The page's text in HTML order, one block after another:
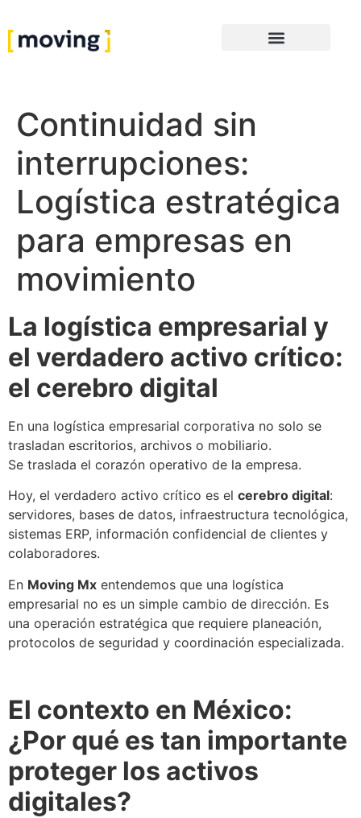
Continuidad sin
interrupciones:
Logística estratégica
para empresas en
movimiento
La logística empresarial y
el verdadero activo crítico:
el cerebro digital
En una logística empresarial corporativa no solo se
trasladan escritorios, archivos o mobiliario.
Se traslada el corazón operativo de la empresa.
Hoy, el verdadero activo crítico es el cerebro digital:
servidores, bases de datos, infraestructura tecnológica,
sistemas ERP, información confidencial de clientes y
colaboradores.
En Moving Mx entendemos que una logística
empresarial no es un simple cambio de dirección. Es
una operación estratégica que requiere planeación,
protocolos de seguridad y coordinación especializada.
El contexto en México:
¿Por qué es tan importante
proteger los activos
digitales?